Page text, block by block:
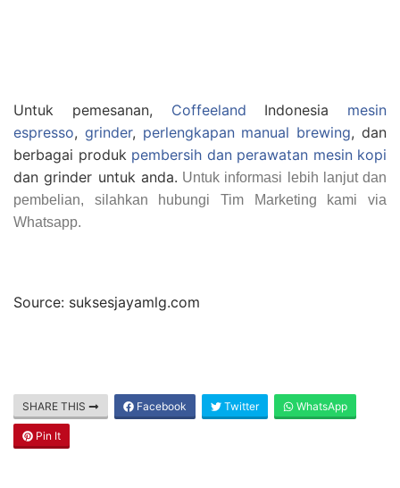
Untuk pemesanan, Coffeeland Indonesia mesin
espresso, grinder, perlengkapan manual brewing, dan
berbagai produk pembersih dan perawatan mesin kopi
dan grinder untuk anda. Untuk informasi lebih lanjut dan
pembelian, silahkan hubungi Tim Marketing kami via
Whatsapp.
Source: suksesjayamlg.com
SHARE THIS Facebook Twitter WhatsApp
Pin It